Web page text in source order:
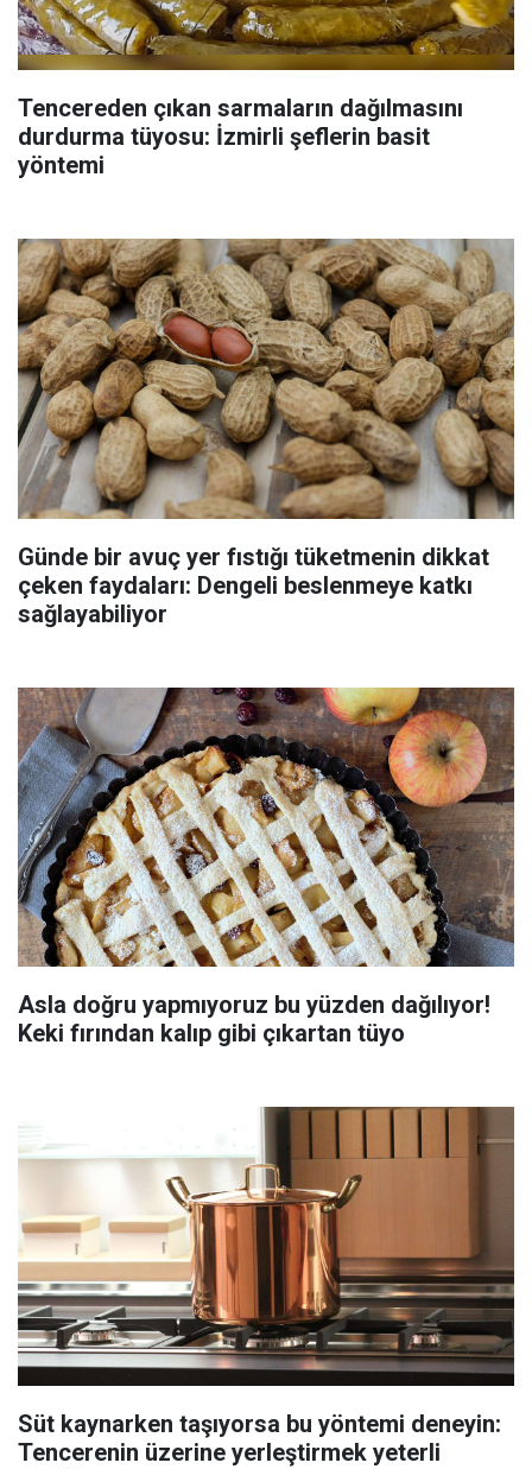
Tencereden çıkan sarmaların dağılmasını
durdurma tüyosu: İzmirli şeflerin basit
yöntemi
Günde bir avuç yer fıstığı tüketmenin dikkat
çeken faydaları: Dengeli beslenmeye katkı
sağlayabiliyor
Asla doğru yapmıyoruz bu yüzden dağılıyor!
Keki fırından kalıp gibi çıkartan tüyo
Süt kaynarken taşıyorsa bu yöntemi deneyin:
Tencerenin üzerine yerleştirmek yeterli